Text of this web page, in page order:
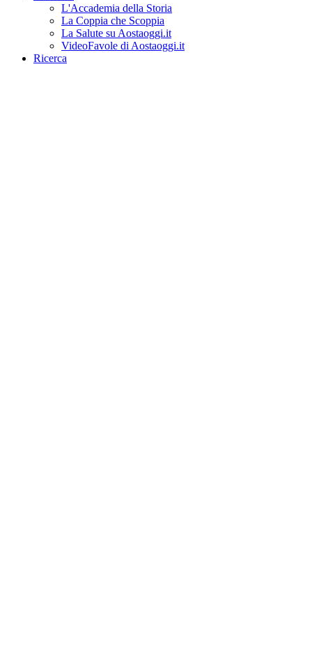
L'Accademia della Storia
La Coppia che Scoppia
La Salute su Aostaoggi.it
VideoFavole di Aostaoggi.it
Ricerca